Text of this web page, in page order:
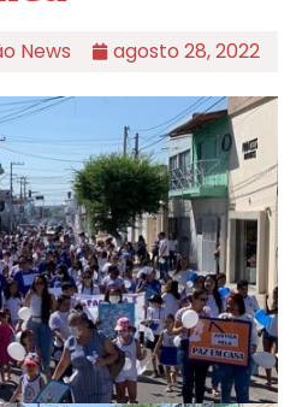
News agosto 28, 2022